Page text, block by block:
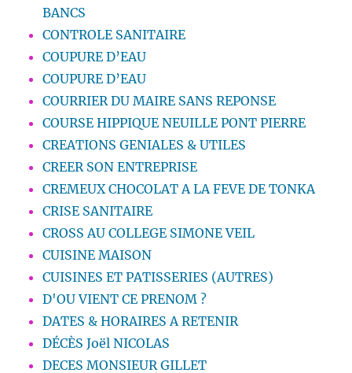
BANCS
CONTROLE SANITAIRE
COUPURE D’EAU
COUPURE D’EAU
COURRIER DU MAIRE SANS REPONSE
COURSE HIPPIQUE NEUILLE PONT PIERRE
CREATIONS GENIALES & UTILES
CREER SON ENTREPRISE
CREMEUX CHOCOLAT A LA FEVE DE TONKA
CRISE SANITAIRE
CROSS AU COLLEGE SIMONE VEIL
CUISINE MAISON
CUISINES ET PATISSERIES (AUTRES)
D'OU VIENT CE PRENOM ?
DATES & HORAIRES A RETENIR
DÉCÈS Joël NICOLAS
DECES MONSIEUR GILLET